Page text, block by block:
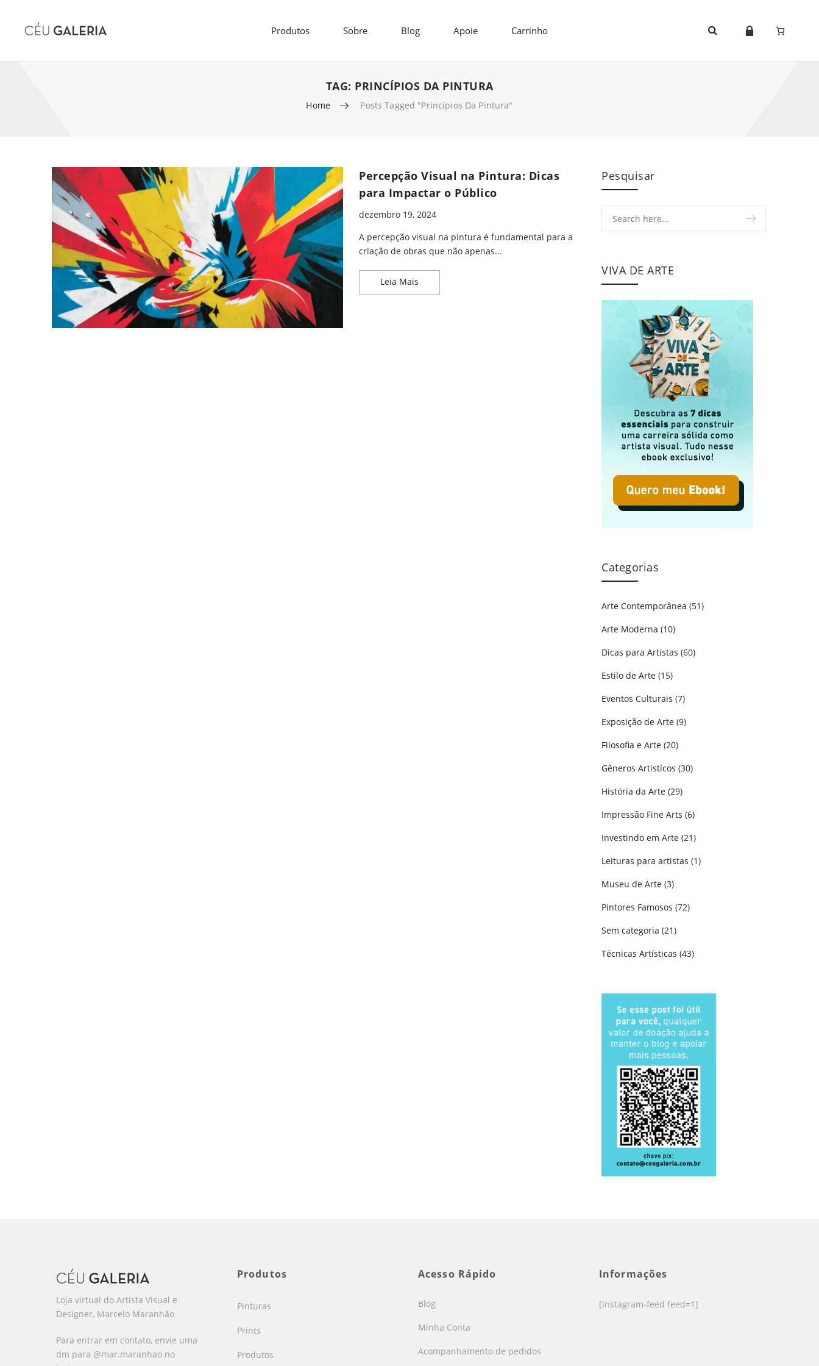
Produtos Sobre Blog Apoie Carrinho
TAG: PRINCÍPIOS DA PINTURA
Home Posts Tagged "princípios Da Pintura"
Skip to content
Percepção Visual na Pintura: Dicas
para Impactar o Público
dezembro 19, 2024
A percepção visual na pintura é fundamental para a
criação de obras que não apenas...
Leia Mais Percepção Visual na Pintura: Dicas para Impactar o Público
Pesquisar
VIVA DE ARTE
Categorias
Arte Contemporânea (51)
Arte Moderna (10)
Dicas para Artistas (60)
Estilo de Arte (15)
Eventos Culturais (7)
Exposição de Arte (9)
Filosofia e Arte (20)
Gêneros Artistícos (30)
História da Arte (29)
Impressão Fine Arts (6)
Investindo em Arte (21)
Leituras para artistas (1)
Museu de Arte (3)
Pintores Famosos (72)
Sem categoria (21)
Técnicas Artísticas (43)
Loja virtual do Artista Visual e
Designer, Marcelo Maranhão
Para entrar em contato, envie uma
dm para @mar.maranhao no
Produtos
Pinturas
Prints
Produtos
Acesso Rápido
Blog
Minha Conta
Acompanhamento de pedidos
Informações
[instagram-feed feed=1]